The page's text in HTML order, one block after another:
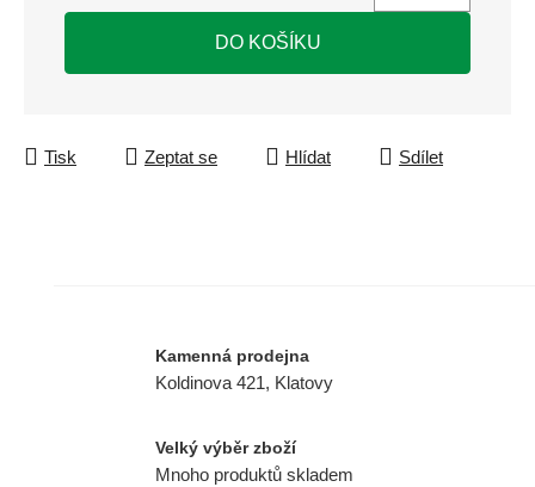
Měrná cena:
DO KOŠÍKU
Tisk Zeptat se Hlídat Sdílet
Kamenná prodejna
Koldinova 421, Klatovy
Velký výběr zboží
Mnoho produktů skladem